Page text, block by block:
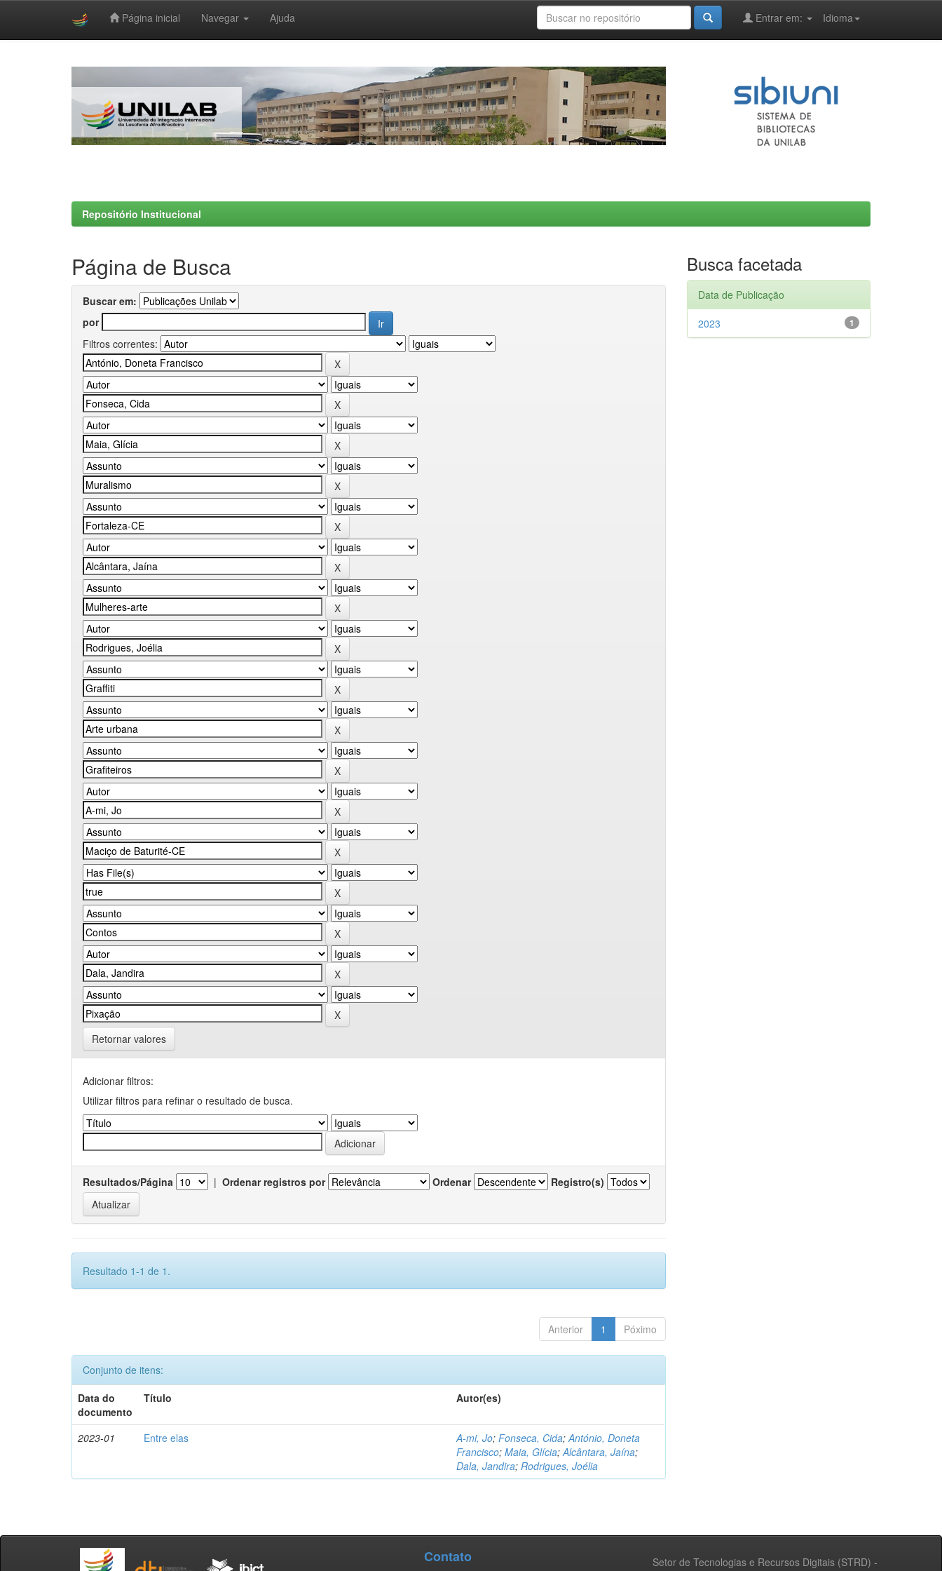
Página inicial Navegar Ajuda Idioma
Entrar em:
Repositório Institucional
Página de Busca
Buscar em:
por
Filtros correntes:
Retornar valores
Adicionar filtros:
Utilizar filtros para refinar o resultado de busca.
Resultados/Página | Ordenar registros por Ordenar Registro(s)
Resultado 1-1 de 1.
Anterior 1 Póximo
Conjunto de itens:
Data do
documento
Título Autor(es)
2023-01 Entre elas A-mi, Jo;Fonseca, Cida;António, Doneta
Francisco;Maia, Glícia;Alcântara, Jaína;
Dala, Jandira;Rodrigues, Joélia
Busca facetada
Data de Publicação
1
2023
Setor de Tecnologias e Recursos Digitais (STRD) -
Contato